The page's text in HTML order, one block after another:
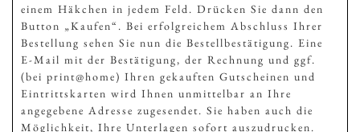
einem Häkchen in jedem Feld. Drücken Sie dann den
Button „Kaufen“. Bei erfolgreichem Abschluss Ihrer
Bestellung sehen Sie nun die Bestellbestätigung. Eine
E-Mail mit der Bestätigung, der Rechnung und ggf.
(bei print@home) Ihren gekauften Gutscheinen und
Eintrittskarten wird Ihnen unmittelbar an Ihre
angegebene Adresse zugesendet. Sie haben auch die
Möglichkeit, Ihre Unterlagen sofort auszudrucken.